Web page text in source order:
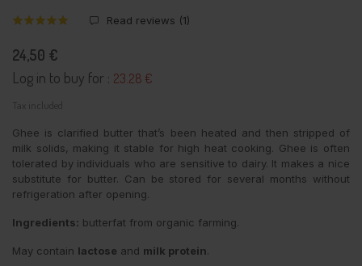
Read reviews (1)
24,50 €
Log in to buy for : 23.28 €
Tax included
Ghee is clarified butter that’s been heated and then stripped of
milk solids, making it stable for high heat cooking. Ghee is often
tolerated by individuals who are sensitive to dairy. It makes a nice
substitute for butter. Can be stored for several months without
refrigeration after opening.
Ingredients: butterfat from organic farming.
May contain lactose and milk protein.